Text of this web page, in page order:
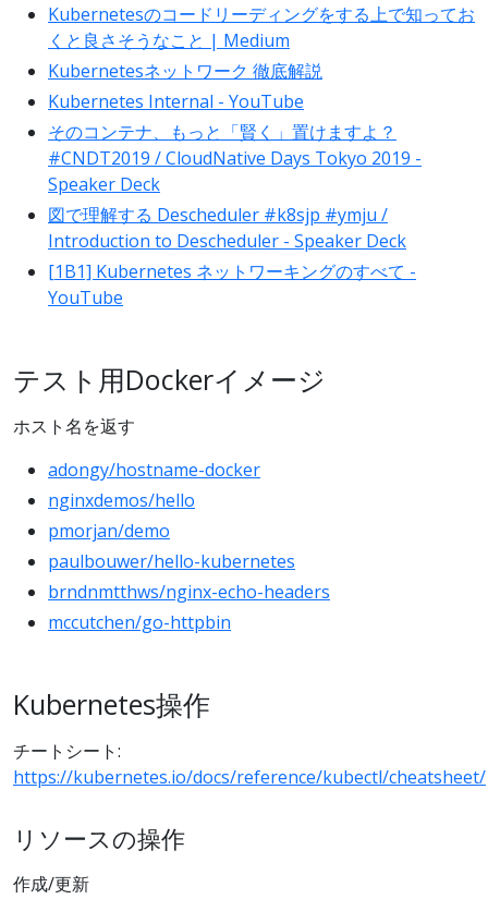
Kubernetesのコードリーディングをする上で知ってお
くと良さそうなこと | Medium
Kubernetesネットワーク 徹底解説
Kubernetes Internal - YouTube
そのコンテナ、もっと「賢く」置けますよ？
#CNDT2019 / CloudNative Days Tokyo 2019 -
Speaker Deck
図で理解する Descheduler #k8sjp #ymju /
Introduction to Descheduler - Speaker Deck
[1B1] Kubernetes ネットワーキングのすべて -
YouTube
テスト用Dockerイメージ
ホスト名を返す
adongy/hostname-docker
nginxdemos/hello
pmorjan/demo
paulbouwer/hello-kubernetes
brndnmtthws/nginx-echo-headers
mccutchen/go-httpbin
Kubernetes操作
チートシート:
https://kubernetes.io/docs/reference/kubectl/cheatsheet/
リソースの操作
作成/更新